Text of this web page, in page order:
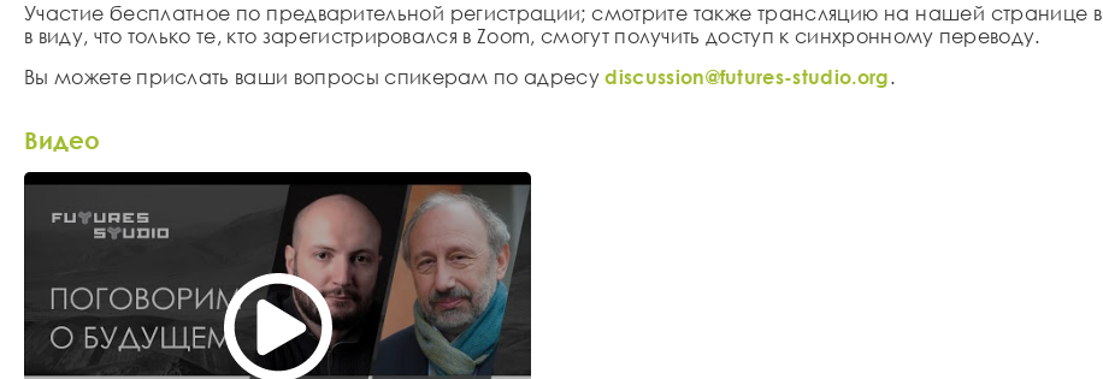
Участие бесплатное по предварительной регистрации; смотрите также трансляцию на нашей странице
в виду, что только те, кто зарегистрировался в Zoom, смогут получить доступ к синхронному переводу.
Вы можете прислать ваши вопросы спикерам по адресуdiscussion@futures-studio.org.
Видео